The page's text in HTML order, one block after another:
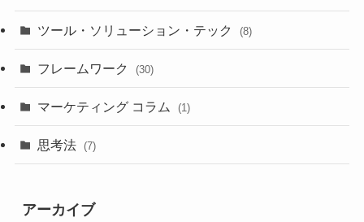
ツール・ソリューション・テック (8)
フレームワーク (30)
マーケティング コラム (1)
思考法 (7)
アーカイブ